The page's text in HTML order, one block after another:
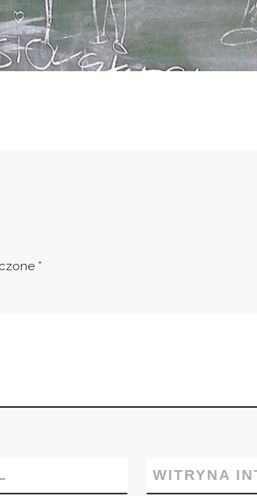
*
WITRYNA